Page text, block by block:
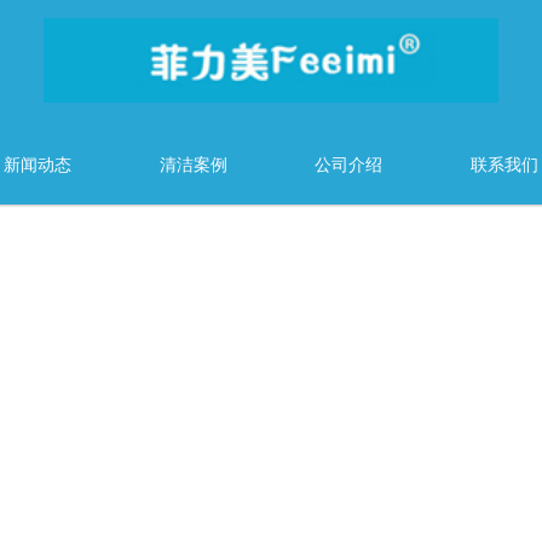
新闻动态 清洁案例 公司介绍 联系我们